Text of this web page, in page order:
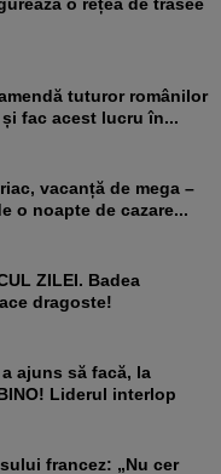
fac acest lucru în...
o noapte de cazare...
dragoste!
Liderul interlop